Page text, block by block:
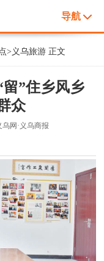
导航
> 义乌旅游 正文
”住乡风乡
众
乌网·义乌商报